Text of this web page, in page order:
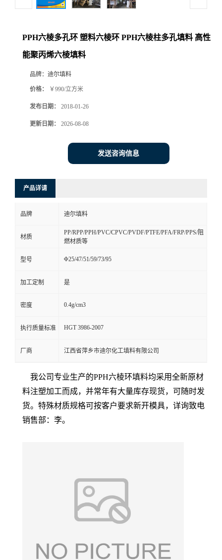
PPH六棱多孔环 塑料六棱环 PPH六棱柱多孔填料 高性
能聚丙烯六棱填料
品牌： 迪尔填料
价格： ￥990/立方米
发布日期： 2018-01-26
更新日期： 2026-08-08
发送咨询信息
产品详请
品牌 迪尔填料
材质
PP/RPP/PPH/PVC/CPVC/PVDF/PTFE/PFA/FRP/PPS/阻
燃材质等
型号 Φ25/47/51/59/73/95
加工定制 是
密度 0.4g/cm3
执行质量标准 HGT 3986-2007
厂商 江西省萍乡市迪尔化工填料有限公司
我公司专业生产的PPH六棱环填料均采用全新原材
料注塑加工而成，并常年有大量库存现货，可随时发
货。特殊材质规格可按客户要求新开模具，详询致电
销售部：李。